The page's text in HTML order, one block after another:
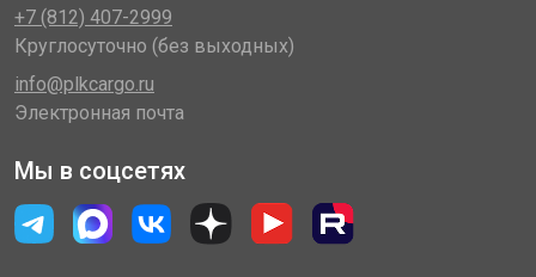
+7 (812) 407-2999
Круглосуточно (без выходных)
info@plkcargo.ru
Электронная почта
Мы в соцсетях